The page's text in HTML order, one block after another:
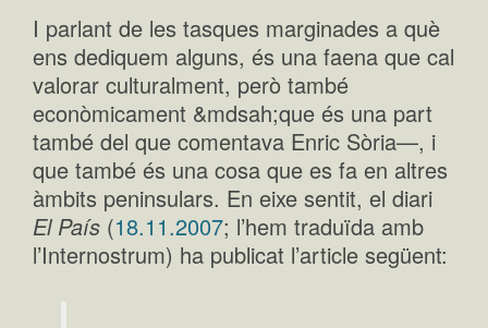
I parlant de les tasques marginades a què
ens dediquem alguns, és una faena que cal
valorar culturalment, però també
econòmicament &mdsah;que és una part
també del que comentava Enric Sòria—, i
que també és una cosa que es fa en altres
àmbits peninsulars. En eixe sentit, el diari
El País (18.11.2007; l’hem traduïda amb
l’Internostrum) ha publicat l’article següent: